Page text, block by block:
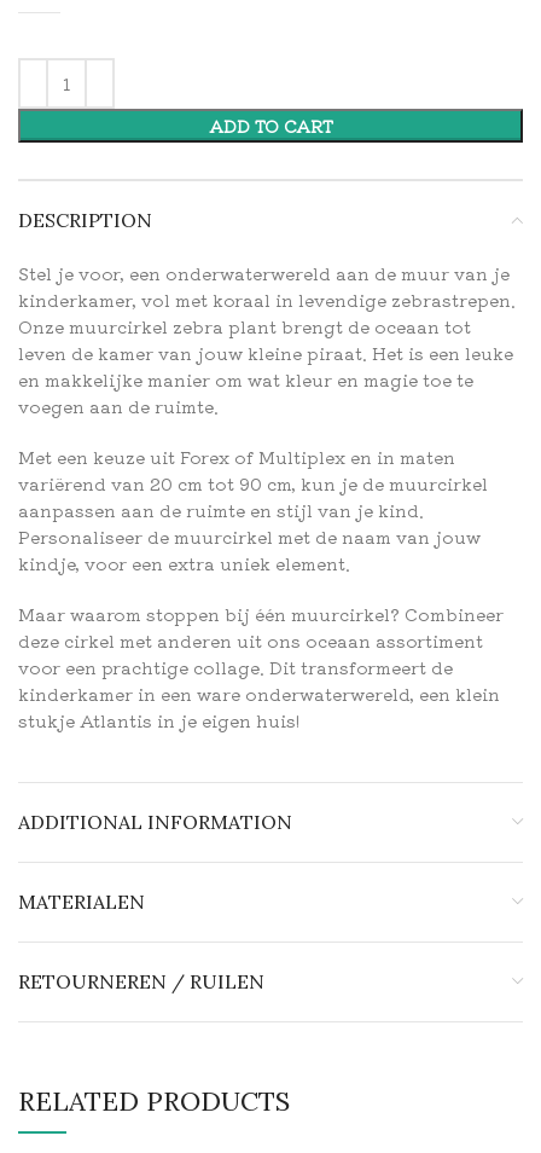
ADD TO CART
DESCRIPTION
Stel je voor, een onderwaterwereld aan de muur van je
kinderkamer, vol met koraal in levendige zebrastrepen.
Onze muurcirkel zebra plant brengt de oceaan tot
leven de kamer van jouw kleine piraat. Het is een leuke
en makkelijke manier om wat kleur en magie toe te
voegen aan de ruimte.
Met een keuze uit Forex of Multiplex en in maten
variërend van 20 cm tot 90 cm, kun je de muurcirkel
aanpassen aan de ruimte en stijl van je kind.
Personaliseer de muurcirkel met de naam van jouw
kindje, voor een extra uniek element.
Maar waarom stoppen bij één muurcirkel? Combineer
deze cirkel met anderen uit ons oceaan assortiment
voor een prachtige collage. Dit transformeert de
kinderkamer in een ware onderwaterwereld, een klein
stukje Atlantis in je eigen huis!
ADDITIONAL INFORMATION
MATERIALEN
RETOURNEREN / RUILEN
RELATED PRODUCTS